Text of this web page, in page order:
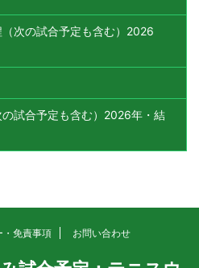
次の試合予定も含む）2026
試合予定も含む）2026年・結
・免責事項 お問い合わせ